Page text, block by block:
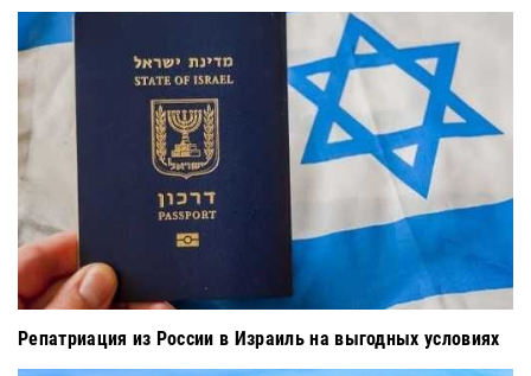
Репатриация из России в Израиль на выгодных условиях